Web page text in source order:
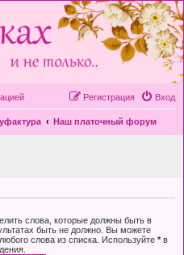
Вход
Регистрация
Наш платочный форум
слова, которые должны быть в
быть не должно. Вы можете
слова из списка. Используйте *в